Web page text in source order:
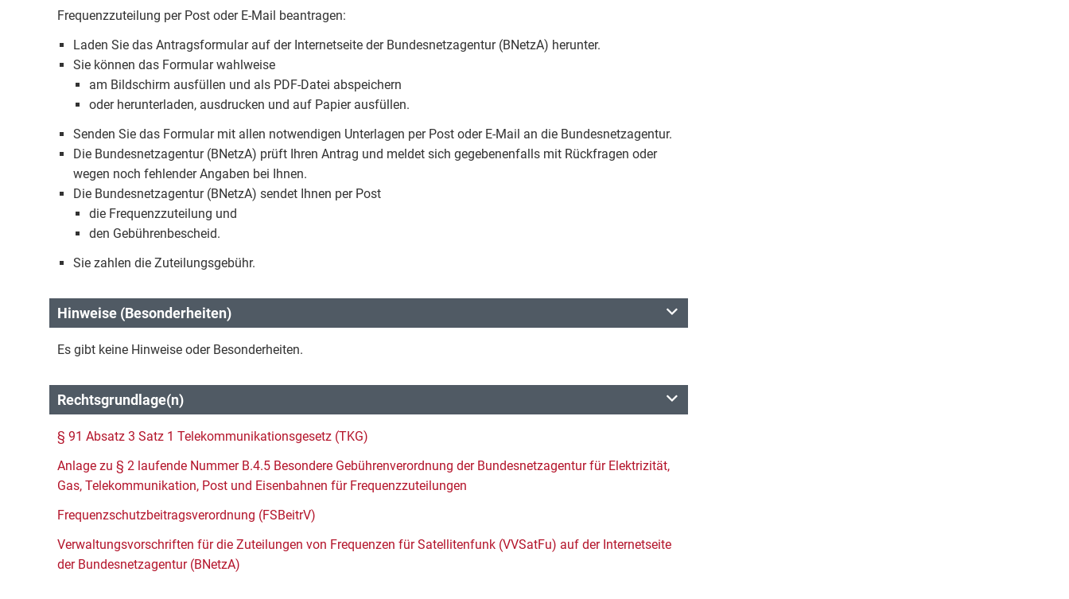
Frequenzzuteilung per Post oder E-Mail beantragen:
Laden Sie das Antragsformular auf der Internetseite der Bundesnetzagentur (BNetzA) herunter.
Sie können das Formular wahlweise
am Bildschirm ausfüllen und als PDF-Datei abspeichern
oder herunterladen, ausdrucken und auf Papier ausfüllen.
Senden Sie das Formular mit allen notwendigen Unterlagen per Post oder E-Mail an die Bundesnetzagentur.
Die Bundesnetzagentur (BNetzA) prüft Ihren Antrag und meldet sich gegebenenfalls mit Rückfragen oder
wegen noch fehlender Angaben bei Ihnen.
Die Bundesnetzagentur (BNetzA) sendet Ihnen per Post
die Frequenzzuteilung und
den Gebührenbescheid.
Sie zahlen die Zuteilungsgebühr.
Hinweise (Besonderheiten)
Es gibt keine Hinweise oder Besonderheiten.
Rechtsgrundlage(n)
§ 91 Absatz 3 Satz 1 Telekommunikationsgesetz (TKG)
Anlage zu § 2 laufende Nummer B.4.5 Besondere Gebührenverordnung der Bundesnetzagentur für Elektrizität,
Gas, Telekommunikation, Post und Eisenbahnen für Frequenzzuteilungen
Frequenzschutzbeitragsverordnung (FSBeitrV)
Verwaltungsvorschriften für die Zuteilungen von Frequenzen für Satellitenfunk (VVSatFu) auf der Internetseite
der Bundesnetzagentur (BNetzA)